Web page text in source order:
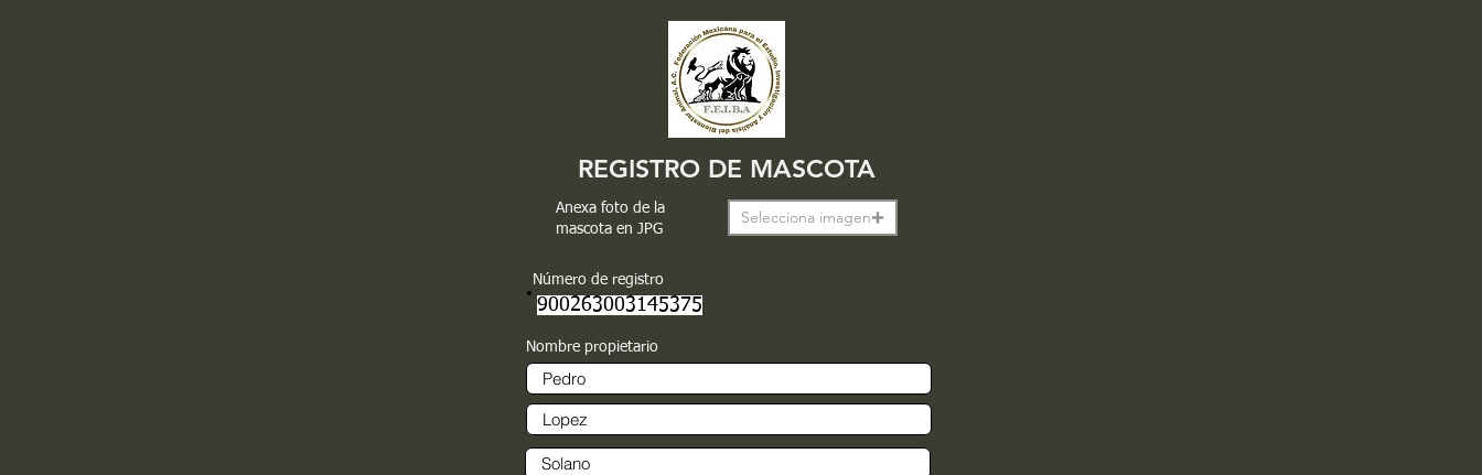
REGISTRO DE MASCOTA
Selecciona imagen
Anexa foto de la
mascota en JPG
Número de registro
900263003145375
Nombre propietario